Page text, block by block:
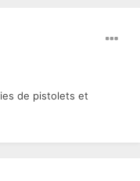
de pistolets et